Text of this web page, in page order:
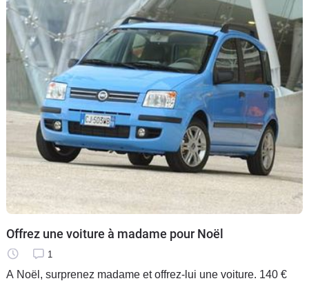
Offrez une voiture à madame pour Noël
1
A Noël, surprenez madame et offrez-lui une voiture. 140 €